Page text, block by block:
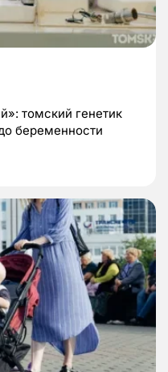
томский генетик
беременности